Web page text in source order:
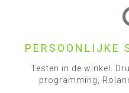
PERSOONLIJKE
Testen in de winkel.
programming,